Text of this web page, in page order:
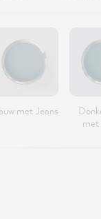
met Jeans
met